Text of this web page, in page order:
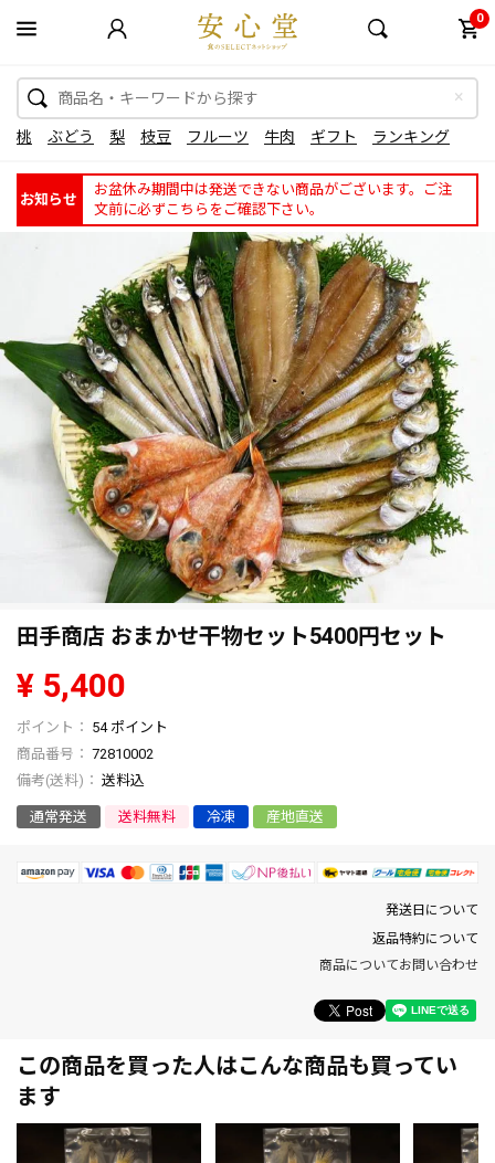
0
桃 ぶどう 梨 枝豆 フルーツ 牛肉 ギフト ランキング
お知らせ
お盆休み期間中は発送できない商品がございます。ご注
文前に必ずこちらをご確認下さい。
田手商店 おまかせ干物セット5400円セット
¥ 5,400
54 ポイント
商品番号
72810002
送料込
通常発送 送料無料 冷凍 産地直送
発送日について
返品特約について
商品についてお問い合わせ
この商品を買った人はこんな商品も買ってい
ます